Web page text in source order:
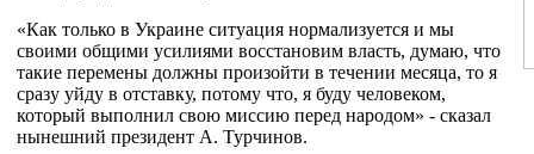
«Как только в Украине ситуация нормализуется и мы
своими общими усилиями восстановим власть, думаю, что
такие перемены должны произойти в течении месяца, то я
сразу уйду в отставку, потому что, я буду человеком,
который выполнил свою миссию перед народом» - сказал
нынешний президент А. Турчинов.